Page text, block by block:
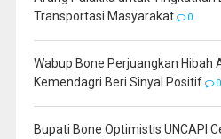
Transportasi Masyarakat
0
Wabup Bone Perjuangkan Hibah
Kemendagri Beri Sinyal Positif
0
Bupati Bone Optimistis UNCAPI